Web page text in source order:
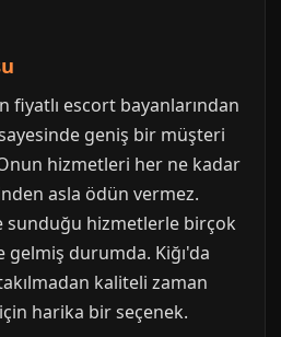
fiyatlı escort bayanlarından
geniş bir müşteri
hizmetleri her ne kadar
asla ödün vermez.
sunduğu hizmetlerle birçok
durumda. Kiğı'da
kaliteli zaman
harika bir seçenek.